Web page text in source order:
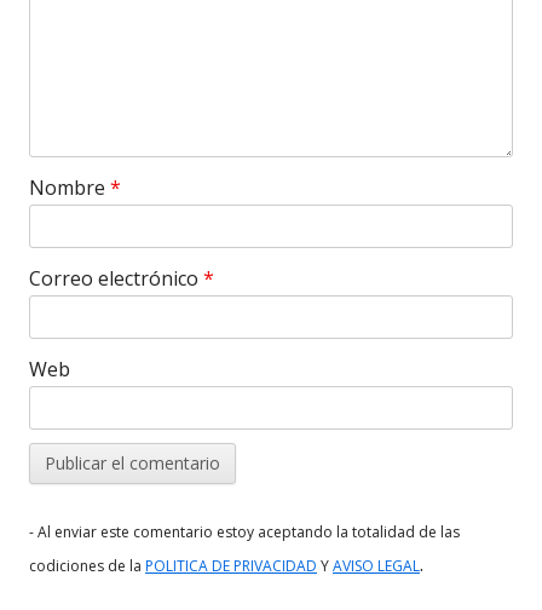
Nombre *
Correo electrónico *
Web
- Al enviar este comentario estoy aceptando la totalidad de las
codiciones de la POLITICA DE PRIVACIDAD YAVISO LEGAL.